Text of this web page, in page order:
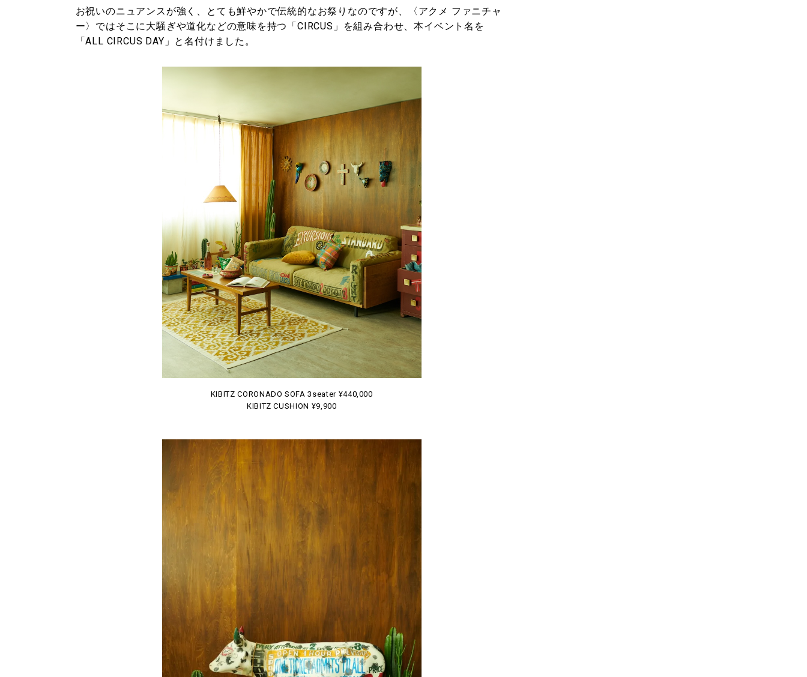
お祝いのニュアンスが強く、とても鮮やかで伝統的なお祭りなのですが、〈アクメ ファニチャ
ー〉ではそこに大騒ぎや道化などの意味を持つ「CIRCUS」を組み合わせ、本イベント名を
「ALL CIRCUS DAY」と名付けました。
KIBITZ CORONADO SOFA 3seater ¥440,000
KIBITZ CUSHION ¥9,900